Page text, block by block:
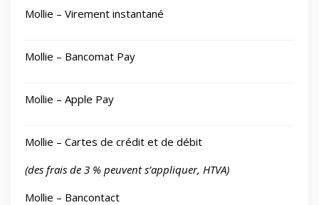
Mollie – Virement instantané
Mollie – Bancomat Pay
Mollie – Apple Pay
Mollie – Cartes de crédit et de débit
(des frais de 3 % peuvent s’appliquer, HTVA)
Mollie – Bancontact